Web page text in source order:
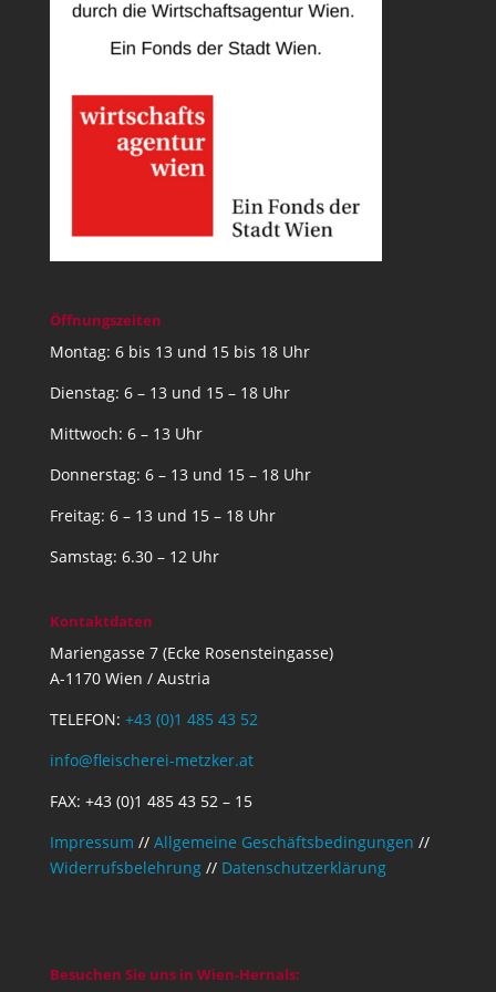
Öffnungszeiten
Montag: 6 bis 13 und 15 bis 18 Uhr
Dienstag: 6 – 13 und 15 – 18 Uhr
Mittwoch: 6 – 13 Uhr
Donnerstag: 6 – 13 und 15 – 18 Uhr
Freitag: 6 – 13 und 15 – 18 Uhr
Samstag: 6.30 – 12 Uhr
Kontaktdaten
Mariengasse 7 (Ecke Rosensteingasse)
A-1170 Wien / Austria
TELEFON: +43 (0)1 485 43 52
info@fleischerei-metzker.at
FAX: +43 (0)1 485 43 52 – 15
Impressum // Allgemeine Geschäftsbedingungen //
Widerrufsbelehrung// Datenschutzerklärung
Besuchen Sie uns in Wien-Hernals: